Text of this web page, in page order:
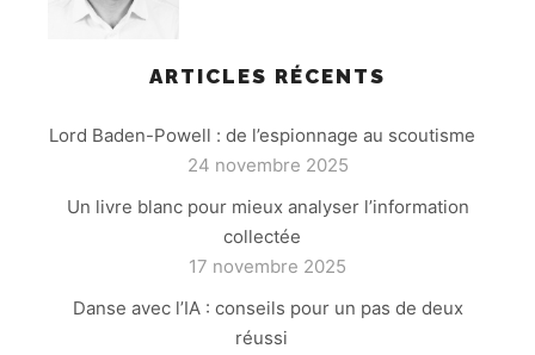
ARTICLES RÉCENTS
Lord Baden-Powell : de l’espionnage au scoutisme
24 novembre 2025
Un livre blanc pour mieux analyser l’information
collectée
17 novembre 2025
Danse avec l’IA : conseils pour un pas de deux
réussi